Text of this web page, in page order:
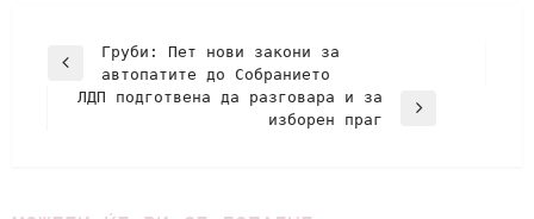
Груби: Пет нови закони за
автопатите до Собранието
ЛДП подготвена да разговара и за
изборен праг